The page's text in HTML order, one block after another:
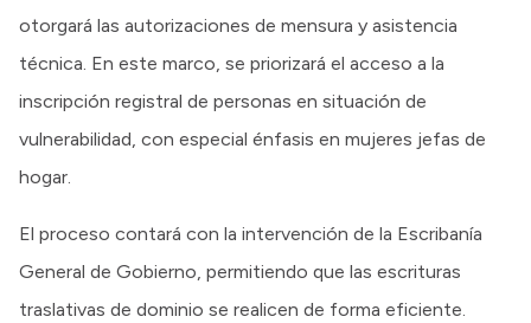
otorgará las autorizaciones de mensura y asistencia
técnica. En este marco, se priorizará el acceso a la
inscripción registral de personas en situación de
vulnerabilidad, con especial énfasis en mujeres jefas de
hogar.
El proceso contará con la intervención de la Escribanía
General de Gobierno, permitiendo que las escrituras
traslativas de dominio se realicen de forma eficiente.